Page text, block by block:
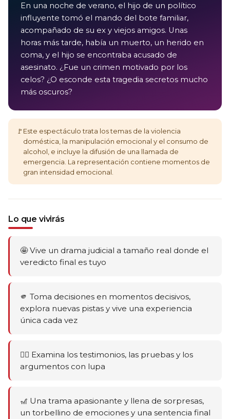
En una noche de verano, el hijo de un político
influyente tomó el mando del bote familiar,
acompañado de su ex y viejos amigos. Unas
horas más tarde, había un muerto, un herido en
coma, y el hijo se encontraba acusado de
asesinato. ¿Fue un crimen motivado por los
celos? ¿O esconde esta tragedia secretos mucho
más oscuros?
🚩Este espectáculo trata los temas de la violencia
doméstica, la manipulación emocional y el consumo de
alcohol, e incluye la difusión de una llamada de
emergencia. La representación contiene momentos de
gran intensidad emocional.
Lo que vivirás
🤩 Vive un drama judicial a tamaño real donde el
veredicto final es tuyo
🫵 Toma decisiones en momentos decisivos,
explora nuevas pistas y vive una experiencia
única cada vez
🕵️‍♂️ Examina los testimonios, las pruebas y los
argumentos con lupa
🎢 Una trama apasionante y llena de sorpresas,
un torbellino de emociones y una sentencia final